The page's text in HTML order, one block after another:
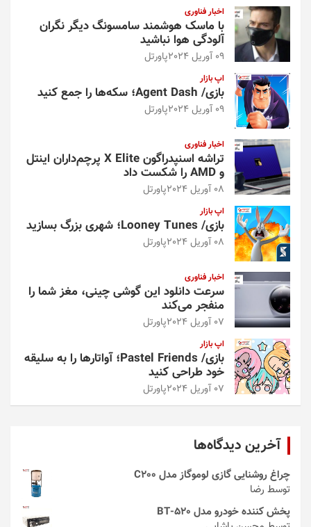
اخبار فناوری
با ماسک هوشمند سامسونگ دیگر نگران
آلودگی هوا نباشید
09 آوریل 2024 پاورتل
اپ بازار
بازی/ Agent Dash؛ سکه‌ها را جمع کنید
09 آوریل 2024 پاورتل
اخبار فناوری
تراشه اسنپدراگون X Elite پرچم‌داران اینتل
و AMD را شکست داد
08 آوریل 2024 پاورتل
اپ بازار
بازی/ Looney Tunes؛ شهری بزرگ بسازید
08 آوریل 2024 پاورتل
اخبار فناوری
سرعت دانلود این گوشی چینی، مغز شما را
منفجر می‌کند
07 آوریل 2024 پاورتل
اپ بازار
بازی/ Pastel Friends؛ آواتارها را به سلیقه
خود طراحی کنید
07 آوریل 2024 پاورتل
آخرین دیدگاه‌ها
چراغ روشنایی گازی لوموگاز مدل C200
توسط رضا
پخش کننده خودرو مدل 520-BT